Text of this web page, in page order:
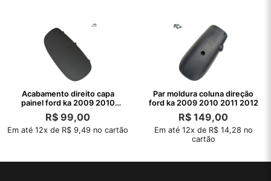
Acabamento direito capa
painel ford ka 2009 2010
2011 2012
R$ 99,00
Em até 12x de R$ 9,49 no cartão
Par moldura coluna direção
ford ka 2009 2010 2011 2012
R$ 149,00
Em até 12x de R$ 14,28 no
cartão